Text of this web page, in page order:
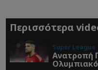
Περισσότερα
Super League
Ανατροπή